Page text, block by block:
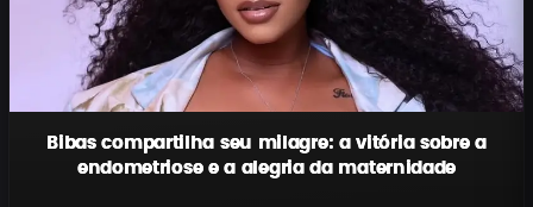
Bibas compartilha seu milagre: a vitória sobre a
endometriose e a alegria da maternidade